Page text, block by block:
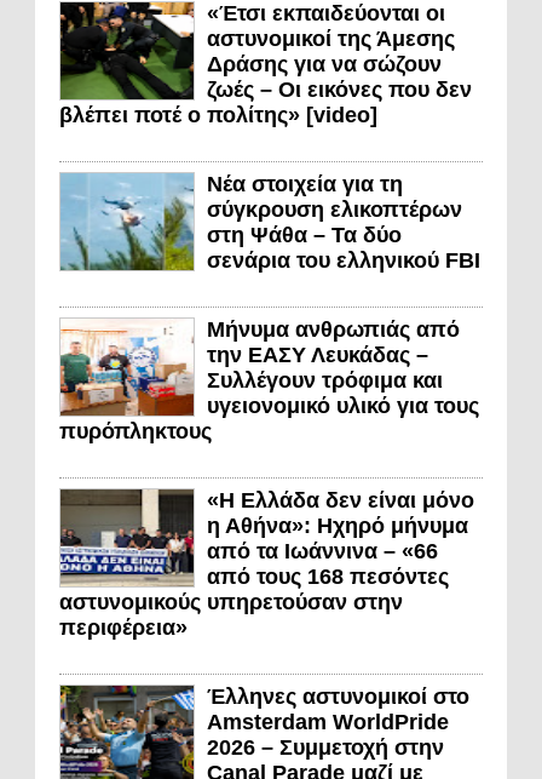
«Έτσι εκπαιδεύονται οι
αστυνομικοί της Άμεσης
Δράσης για να σώζουν
ζωές – Οι εικόνες που δεν
βλέπει ποτέ ο πολίτης» [video]
Νέα στοιχεία για τη
σύγκρουση ελικοπτέρων
στη Ψάθα – Τα δύο
σενάρια του ελληνικού FBI
Μήνυμα ανθρωπιάς από
την ΕΑΣΥ Λευκάδας –
Συλλέγουν τρόφιμα και
υγειονομικό υλικό για τους
πυρόπληκτους
«Η Ελλάδα δεν είναι μόνο
η Αθήνα»: Ηχηρό μήνυμα
από τα Ιωάννινα – «66
από τους 168 πεσόντες
αστυνομικούς υπηρετούσαν στην
περιφέρεια»
Έλληνες αστυνομικοί στο
Amsterdam WorldPride
2026 – Συμμετοχή στην
Canal Parade μαζί με